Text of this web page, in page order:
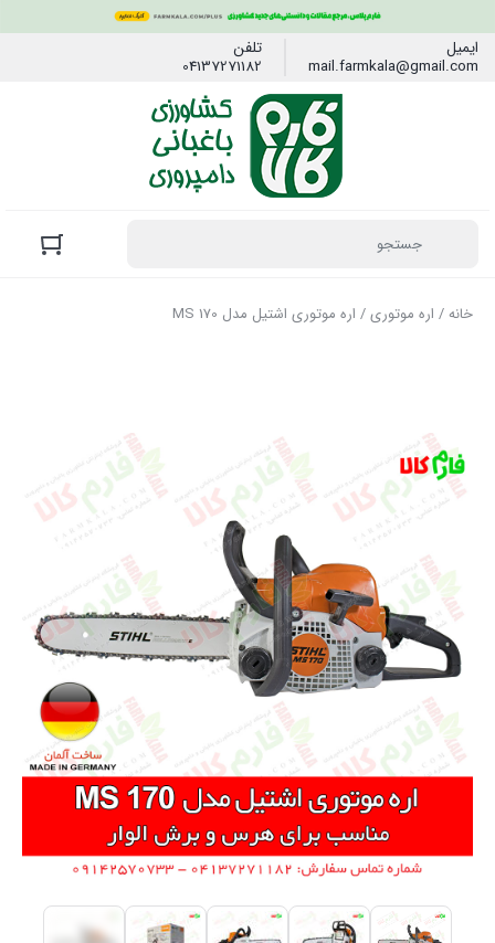
ایمیل
mail.farmkala@gmail.com
تلفن
04137271182
خانه/ اره موتوری/ اره موتوری اشتیل مدل MS 170